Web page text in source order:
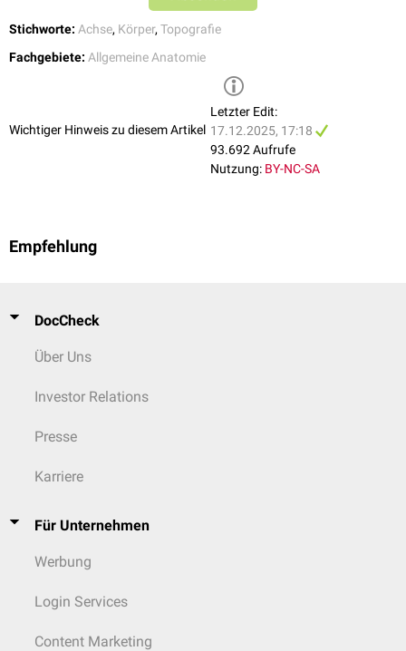
Körperachsen und -Ebenen
Stichworte: Achse, Körper, Topografie
Fachgebiete: Allgemeine Anatomie
Wichtiger Hinweis zu diesem Artikel
Letzter Edit:
17.12.2025, 17:18
93.692 Aufrufe
Nutzung: BY-NC-SA
Empfehlung
DocCheck
Über Uns
Investor Relations
Presse
Karriere
Für Unternehmen
Werbung
Login Services
Content Marketing